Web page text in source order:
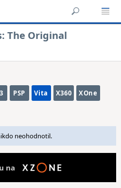
The Original
PSP Vita X360 XOne
neohodnotil.
na